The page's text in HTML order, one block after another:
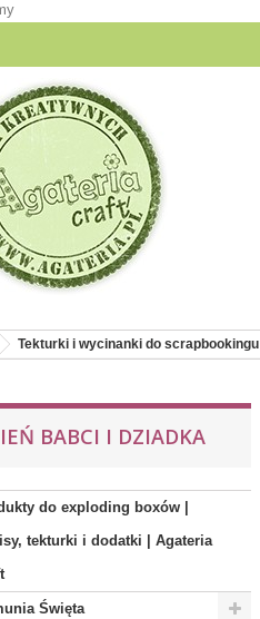
Tekturki i wycinanki do scrapbookingu
BABCI I DZIADKA
do exploding boxów |
tekturki i dodatki | Agateria
Święta